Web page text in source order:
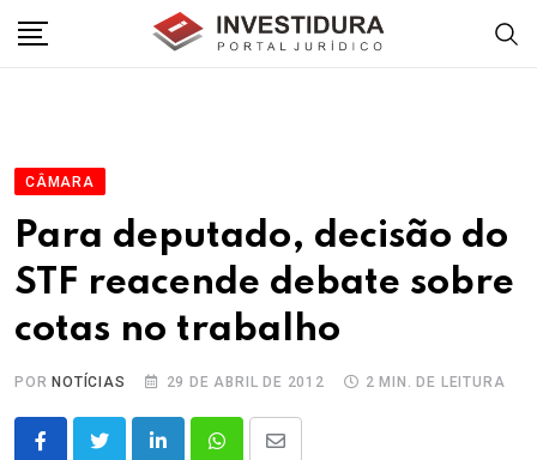
CÂMARA
Para deputado, decisão do
STF reacende debate sobre
cotas no trabalho
POR NOTÍCIAS 29 DE ABRIL DE 2012 2 MIN. DE LEITURA